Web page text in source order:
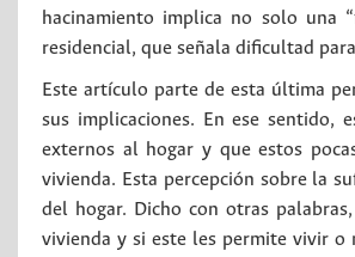
hacinamiento implica no solo una
residencial, que señala dificultad
Este artículo parte de esta última
sus implicaciones. En ese sentido,
externos al hogar y que estos
vivienda. Esta percepción sobre la
del hogar. Dicho con otras
vivienda y si este les permite vivir o